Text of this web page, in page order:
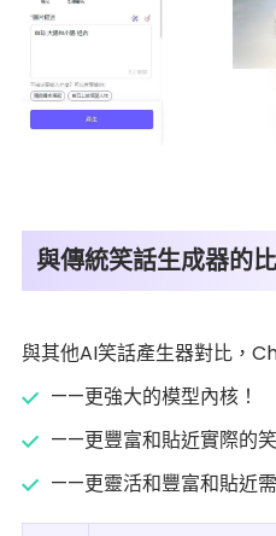
與傳統笑話生成器的
與其他AI笑話產生器對比，
——更強大的模型內核！
——更豐富和貼近實際的
——更靈活和豐富和貼近